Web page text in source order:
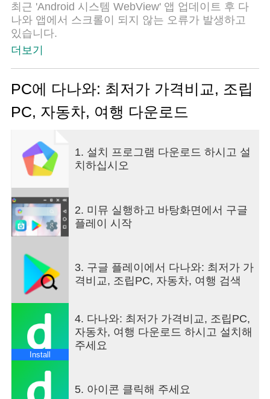
최근 ​'Android 시스템 WebView' 앱 업데이트 후 다
나와 앱에서 스크롤이 되지 않는 오류가 발생하고
있습니다.
WebView 선택 > 업데이트 제거] 또는
[휴대폰 설정 > '앱 정보(애플리케이션 정보)' >
'webview' 검색 > Android System Webview 선택 >
하신 후 다나와 앱 이용 부탁드립니다.
다나와 앱뿐 아니라 은행이나 게임 앱 등 일부 앱에
서 충돌이 일어나고 있으며, 위와 같이 설정하신 후
저희 쪽에서도 최대한 빨리 수정하여 앱​을 업데이트
하겠습니다.
불편을 드려 죄송합니다.
백화점에서 홈쇼핑, PC 그리고 스마트폰까지.
쇼핑 환경이 다양해진 만큼 가격비교의 중요성도 더
커졌습니다.
더 중요한 시대입니다.
똑같은 제품을 남들보다 더 비싸게 사고 싶은 사람
은 없으니까요.
더 새로워지고 똑똑해진 대한민국 No.1 가격비교사
이트 다나와의 모바일 앱을 만나 보세요.
더보기
PC에 다나와: 최저가 가격비교, 조립
PC, 자동차, 여행 다운로드
1. 설치 프로그램 다운로드 하시고 설
치하십시오
2. 미뮤 실행하고 바탕화면에서 구글
플레이 시작
3. 구글 플레이에서 다나와: 최저가 가
격비교, 조립PC, 자동차, 여행 검색
Install
4. 다나와: 최저가 가격비교, 조립PC,
자동차, 여행 다운로드 하시고 설치해
주세요
5. 아이콘 클릭해 주세요